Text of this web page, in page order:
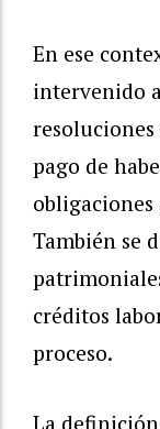
En ese
intervenido
pago de
También se
créditos
proceso.
La